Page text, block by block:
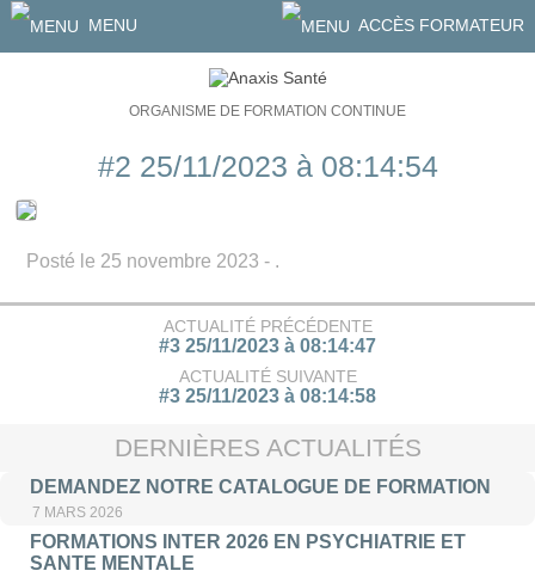
MENU ACCÈS FORMATEUR
ORGANISME DE FORMATION CONTINUE
#2 25/11/2023 à 08:14:54
Posté le 25 novembre 2023 - .
ACTUALITÉ PRÉCÉDENTE
#3 25/11/2023 à 08:14:47
ACTUALITÉ SUIVANTE
#3 25/11/2023 à 08:14:58
DERNIÈRES ACTUALITÉS
DEMANDEZ NOTRE CATALOGUE DE FORMATION
7 MARS 2026
FORMATIONS INTER 2026 EN PSYCHIATRIE ET
SANTE MENTALE